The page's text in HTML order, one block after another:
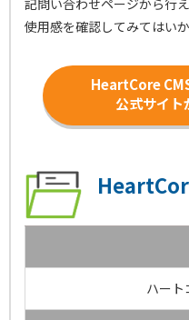
記問い合わせページから行え
使用感を確認してみてはい
HeartCore
公式サイト
ハート